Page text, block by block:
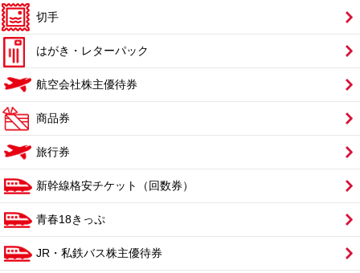
切手
はがき・レターパック
航空会社株主優待券
商品券
旅行券
新幹線格安チケット（回数券）
青春18きっぷ
JR・私鉄バス株主優待券